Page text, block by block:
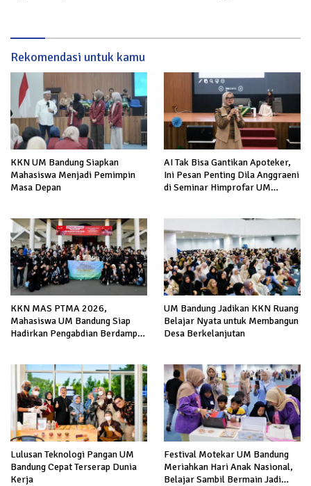
Rekomendasi untuk kamu
KKN UM Bandung Siapkan
Mahasiswa Menjadi Pemimpin
Masa Depan
AI Tak Bisa Gantikan Apoteker,
Ini Pesan Penting Dila Anggraeni
di Seminar Himprofar UM
KKN MAS PTMA 2026,
Mahasiswa UM Bandung Siap
Hadirkan Pengabdian Berdampak
UM Bandung Jadikan KKN Ruang
Belajar Nyata untuk Membangun
Desa Berkelanjutan
Lulusan Teknologi Pangan UM
Bandung Cepat Terserap Dunia
Kerja
Festival Motekar UM Bandung
Meriahkan Hari Anak Nasional,
Belajar Sambil Bermain Jadi